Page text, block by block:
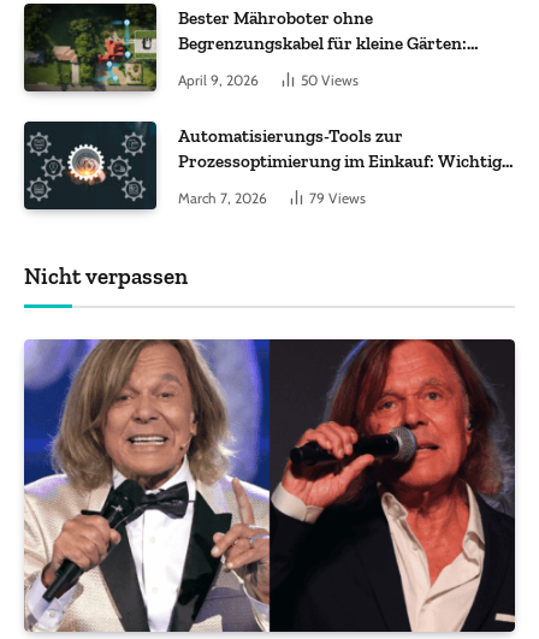
Bester Mähroboter ohne
Begrenzungskabel für kleine Gärten:
Worauf es bei 200 bis 500 m² wirklich
ankommt
April 9, 2026 50 Views
Automatisierungs-Tools zur
Prozessoptimierung im Einkauf: Wichtige
Funktionen, auf die Sie achten sollten
March 7, 2026 79 Views
Nicht verpassen